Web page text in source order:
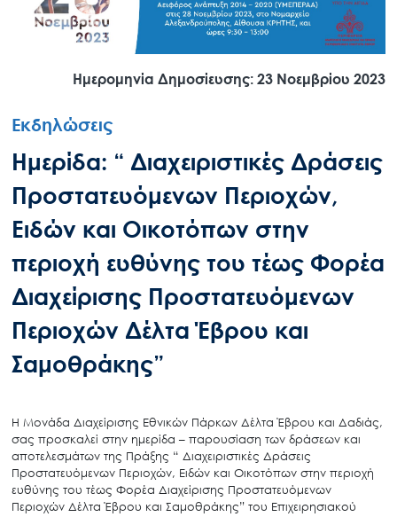
Ημερομηνία Δημοσίευσης: 23 Νοεμβρίου 2023
Εκδηλώσεις
Ημερίδα: “ Διαχειριστικές Δράσεις
Προστατευόμενων Περιοχών,
Ειδών και Οικοτόπων στην
περιοχή ευθύνης του τέως Φορέα
Διαχείρισης Προστατευόμενων
Περιοχών Δέλτα Έβρου και
Σαμοθράκης”
Η Μονάδα Διαχείρισης Εθνικών Πάρκων Δέλτα Έβρου και Δαδιάς,
σας προσκαλεί στην ημερίδα – παρουσίαση των δράσεων και
αποτελεσμάτων της Πράξης “ Διαχειριστικές Δράσεις
Προστατευόμενων Περιοχών, Ειδών και Οικοτόπων στην περιοχή
ευθύνης του τέως Φορέα Διαχείρισης Προστατευόμενων
Περιοχών Δέλτα Έβρου και Σαμοθράκης” του Επιχειρησιακού